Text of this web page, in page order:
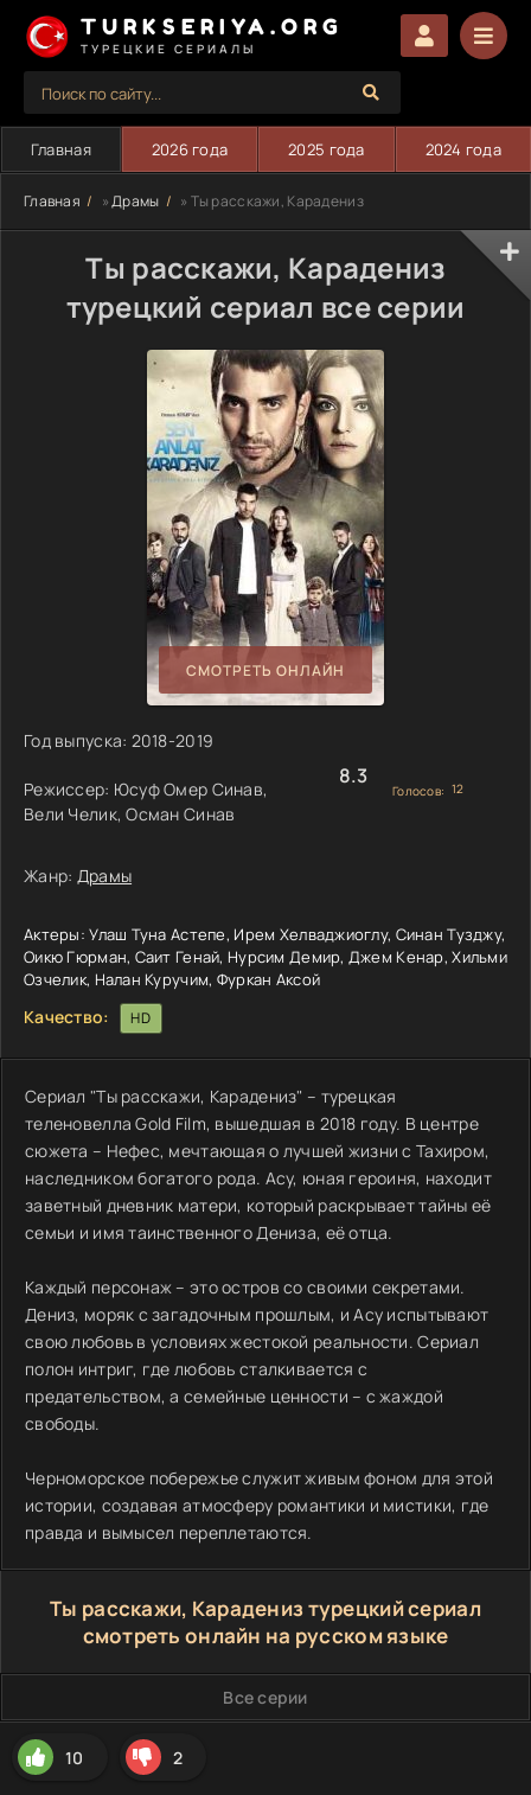
TURKSERIYA.ORG
ТУРЕЦКИЕ СЕРИАЛЫ
Главная 2026 года 2025 года 2024 года
Главная »Драмы » Ты расскажи, Карадениз
Ты расскажи, Карадениз
турецкий сериал все серии
СМОТРЕТЬ ОНЛАЙН
Год выпуска: 2018-2019
Режиссер: Юсуф Омер Синав,
Вели Челик, Осман Синав
Жанр: Драмы
8.3
Голосов: 12
Актеры: Улаш Туна Астепе, Ирем Хелваджиоглу, Синан Тузджу,
Оикю Гюрман, Саит Генай, Нурсим Демир, Джем Кенар, Хильми
Озчелик, Налан Куручим, Фуркан Аксой
Качество: HD
Сериал "Ты расскажи, Карадениз" – турецкая
теленовелла Gold Film, вышедшая в 2018 году. В центре
сюжета – Нефес, мечтающая о лучшей жизни с Тахиром,
наследником богатого рода. Асу, юная героиня, находит
заветный дневник матери, который раскрывает тайны её
семьи и имя таинственного Дениза, её отца.
Каждый персонаж – это остров со своими секретами.
Дениз, моряк с загадочным прошлым, и Асу испытывают
свою любовь в условиях жестокой реальности. Сериал
полон интриг, где любовь сталкивается с
предательством, а семейные ценности – с жаждой
свободы.
Черноморское побережье служит живым фоном для этой
истории, создавая атмосферу романтики и мистики, где
правда и вымысел переплетаются.
Ты расскажи, Карадениз турецкий сериал
смотреть онлайн на русском языке
Все серии
10 2